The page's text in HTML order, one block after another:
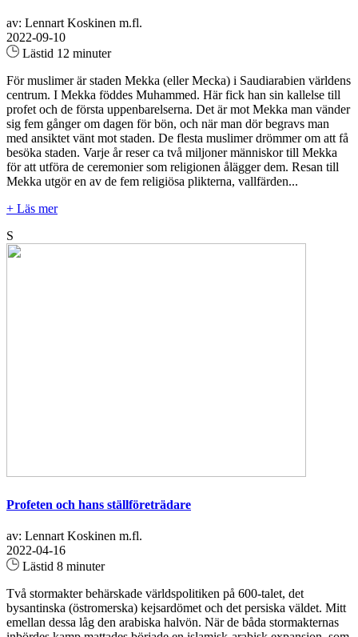
av: Lennart Koskinen m.fl.
2022-09-10
Lästid 12 minuter
För muslimer är staden Mekka (eller Mecka) i Saudiarabien världens
centrum. I Mekka föddes Muhammed. Här fick han sin kallelse till
profet och de första uppenbarelserna. Det är mot Mekka man vänder
sig fem gånger om dagen för bön, och när man dör begravs man
med ansiktet vänt mot staden. De flesta muslimer drömmer om att få
besöka staden. Varje år reser ca två miljoner människor till Mekka
för att utföra de ceremonier som religionen ålägger dem. Resan till
Mekka utgör en av de fem religiösa plikterna, vallfärden...
+ Läs mer
S
Profeten och hans ställföreträdare
av: Lennart Koskinen m.fl.
2022-04-16
Lästid 8 minuter
Två stormakter behärskade världspolitiken på 600-talet, det
bysantinska (östromerska) kejsardömet och det persiska väldet. Mitt
emellan dessa låg den arabiska halvön. När de båda stormakternas